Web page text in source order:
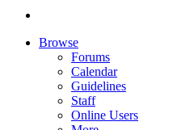
Browse
Forums
Calendar
Guidelines
Staff
Online Users